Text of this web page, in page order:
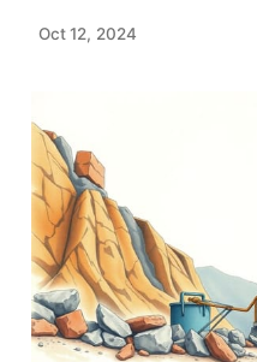
Oct 12, 2024